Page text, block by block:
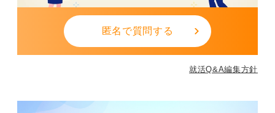
匿名で質問する
就活Q&A編集方針